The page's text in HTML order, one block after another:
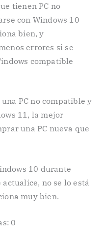
tienen PC no
con Windows 10
bien, y
errores si se
compatible
PC no compatible y
11, la mejor
una PC nueva que
10 durante
no se lo está
muy bien.
0